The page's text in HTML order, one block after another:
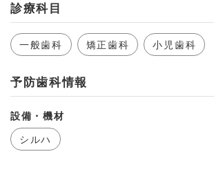
セルフチェック
診療科目
一般歯科 矯正歯科 小児歯科
予防歯科情報
設備・機材
シルハ